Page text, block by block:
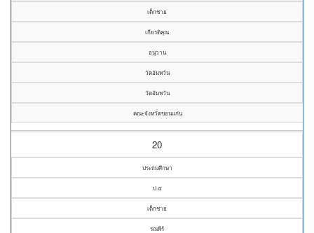
เด็กชาย
เกียรติคุณ
อนุวาน
วัดอัมพวัน
วัดอัมพวัน
คณะจังหวัดขอนแก่น
20
ประถมศึกษา
ป.๕
เด็กชาย
รณพีร์